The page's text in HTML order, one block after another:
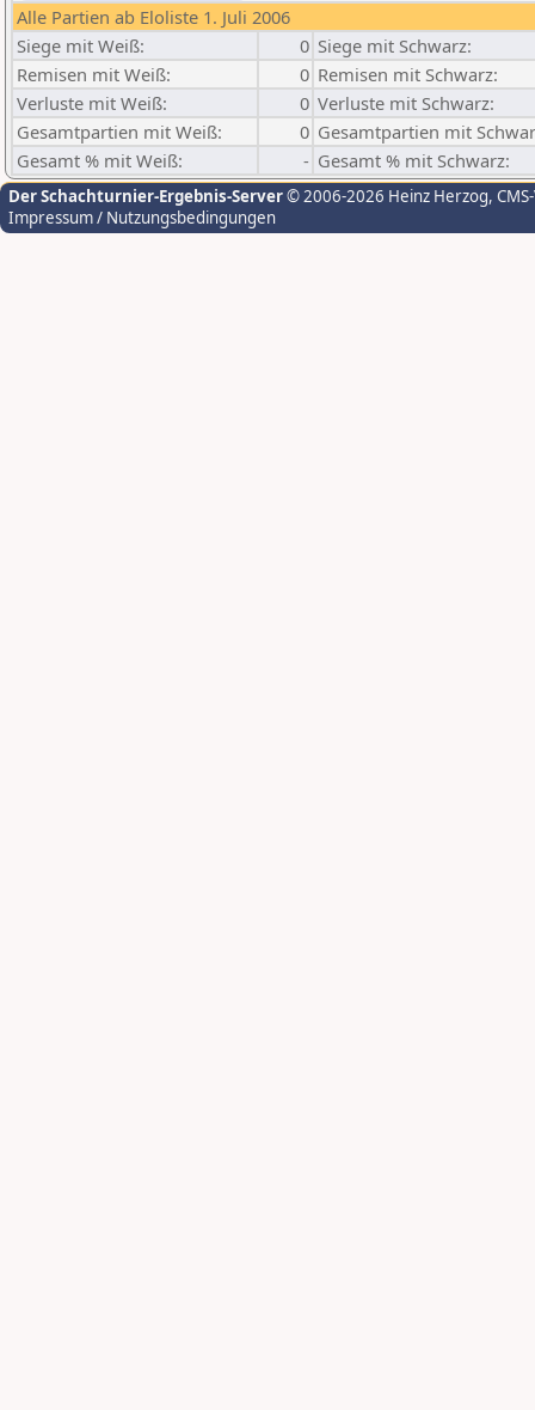
Alle Partien ab Eloliste 1. Juli 2006
Siege mit Weiß:
0 Siege mit Schwarz:
Remisen mit Weiß:
0 Remisen mit Schwarz:
Verluste mit Weiß:
0 Verluste mit Schwarz:
Gesamtpartien mit Weiß:
0 Gesamtpartien mit
Gesamt % mit Weiß:
- Gesamt % mit Schwarz:
Der Schachturnier-Ergebnis-Server© 2006-2026 Heinz Herzog,
Impressum / Nutzungsbedingungen